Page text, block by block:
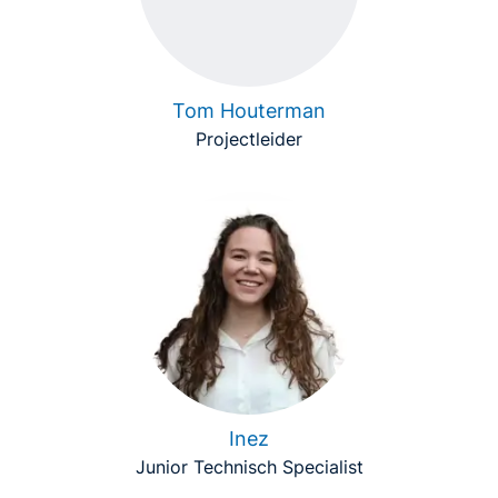
Tom Houterman
Projectleider
Inez
Junior Technisch Specialist